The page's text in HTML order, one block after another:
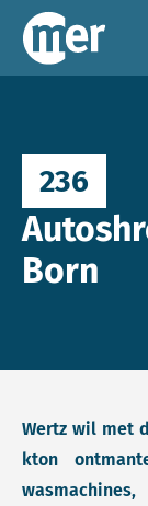
Commissie mer
236
Born
Wertz wil met
kton